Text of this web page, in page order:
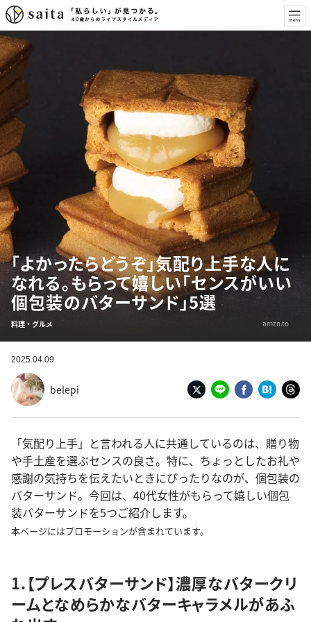
「よかったらどうぞ」気配り上手な人に
なれる。もらって嬉しい「センスがいい
個包装のバターサンド」5選
料理・グルメ amzn.to
2025.04.09
belepi
「気配り上手」と言われる人に共通しているのは、贈り物
や手土産を選ぶセンスの良さ。特に、ちょっとしたお礼や
感謝の気持ちを伝えたいときにぴったりなのが、個包装の
バターサンド。今回は、40代女性がもらって嬉しい個包
装バターサンドを5つご紹介します。
本ページにはプロモーションが含まれています。
1.【プレスバターサンド】濃厚なバタークリ
ームとなめらかなバターキャラメルがあふ